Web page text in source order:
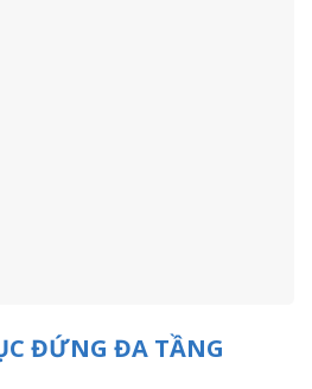
ĐỨNG ĐA TẦNG